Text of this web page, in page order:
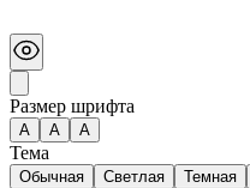
Размер шрифта
А A A
Тема
Обычная Светлая Темная